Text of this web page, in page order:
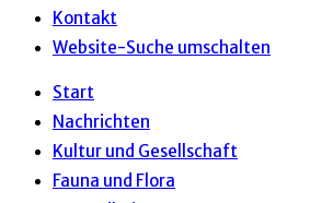
Kontakt
Website-Suche umschalten
Start
Nachrichten
Kultur und Gesellschaft
Fauna und Flora